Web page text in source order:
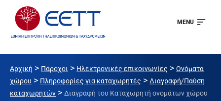
MENU
Αρχική > Πάροχοι > Ηλεκτρονικές επικοινωνίες > Ονόματα
χώρου > Πληροφορίες για καταχωρητές > Διαγραφή/Παύση
καταχωρητών > Διαγραφή του Καταχωρητή ονομάτων χώρου